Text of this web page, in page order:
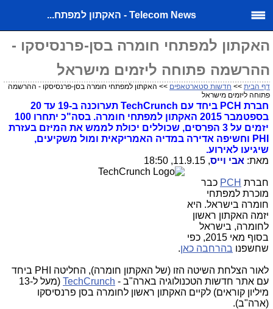
Telecom News - האקתון למפתח...
האקתון למפתחי חומרה בסן-פרנסיסקו -
ההרשמה פתוחה ליזמים מישראל
דף הבית >> חדשות סטארטאפים >> האקתון למפתחי חומרה בסן-פרנסיסקו - ההרשמה
פתוחה ליזמים מישראל
חברת PCH ביחד עם TechCrunch תערוכנה ב-19 עד 20
בספטמבר 2015 האקתון למפתחי חומרה. בסה"כ יתחרו 100
יזמים על 3 הפרסים, שכוללים יכולת לממש את המיזם בעזרת
PHI וחשיפה אדירה במדיה האמריקאית ומול משקיעים,
שיגיעו לאירוע.
מאת: אבי וייס, 11.9.15, 18:50
חברת PCH כבר
מוכרת למפתחי
חומרה בישראל. היא
יזמה האקתון ראשון
לחומרה, בישראל
בסוף מאי 2015, כפי
שחשפנו בהרחבה כאן.
לאור הצלחת השיטה הזו (של האקתון חומרה), החליטה PHI ביחד
עם אתר חדשות הטכנולוגיה בארה"ב - TechCrunch
(מעל ל-13
מיליון קוראים) לקיים האקתון ראשון לחומרה בסן פרנסיסקו
(ארה"ב).